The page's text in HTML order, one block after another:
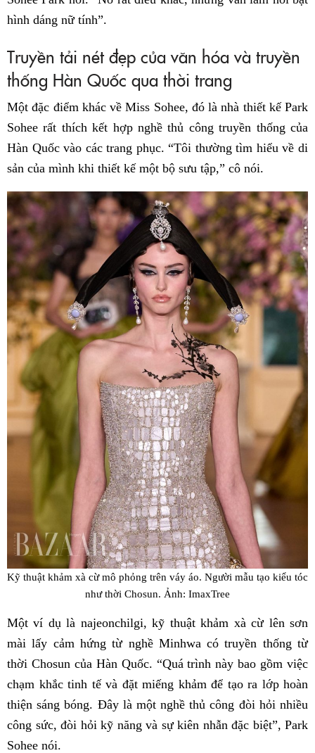
hình dáng nữ tính”.
Truyền tải nét đẹp của văn hóa và truyền
thống Hàn Quốc qua thời trang
Một đặc điểm khác về Miss Sohee, đó là nhà thiết kế Park
Sohee rất thích kết hợp nghề thủ công truyền thống của
Hàn Quốc vào các trang phục. “Tôi thường tìm hiểu về di
sản của mình khi thiết kế một bộ sưu tập,” cô nói.
Kỹ thuật khảm xà cừ mô phỏng trên váy áo. Người mẫu tạo kiểu tóc
như thời Chosun. Ảnh: ImaxTree
Một ví dụ là najeonchilgi, kỹ thuật khảm xà cừ lên sơn
mài lấy cảm hứng từ nghề Minhwa có truyền thống từ
thời Chosun của Hàn Quốc. “Quá trình này bao gồm việc
chạm khắc tinh tế và đặt miếng khảm để tạo ra lớp hoàn
thiện sáng bóng. Đây là một nghề thủ công đòi hỏi nhiều
công sức, đòi hỏi kỹ năng và sự kiên nhẫn đặc biệt”, Park
Sohee nói.